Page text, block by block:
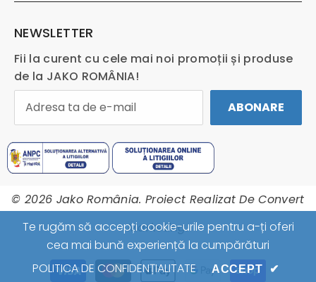
NEWSLETTER
Fii la curent cu cele mai noi promoții și produse
de la JAKO ROMÂNIA!
ABONARE
© 2026 Jako România. Proiect Realizat DeConvert
Marketing.
Metode
Te rugăm să accepți cookie-urile pentru a-ți oferi
cea mai bună experiență la cumpărături
POLITICA DE CONFIDENȚIALITATE
ACCEPT ✔